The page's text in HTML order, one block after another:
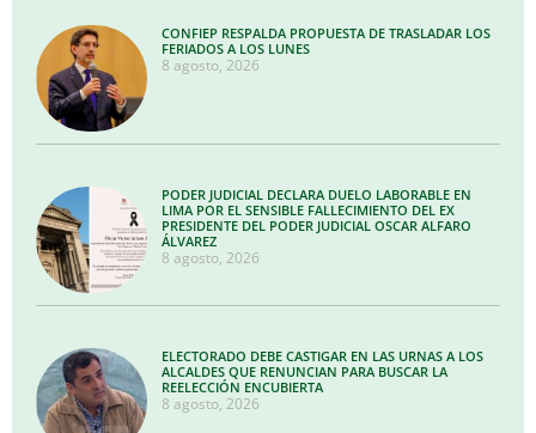
CONFIEP RESPALDA PROPUESTA DE TRASLADAR LOS
FERIADOS A LOS LUNES
8 agosto, 2026
PODER JUDICIAL DECLARA DUELO LABORABLE EN
LIMA POR EL SENSIBLE FALLECIMIENTO DEL EX
PRESIDENTE DEL PODER JUDICIAL OSCAR ALFARO
ÁLVAREZ
8 agosto, 2026
ELECTORADO DEBE CASTIGAR EN LAS URNAS A LOS
ALCALDES QUE RENUNCIAN PARA BUSCAR LA
REELECCIÓN ENCUBIERTA
8 agosto, 2026